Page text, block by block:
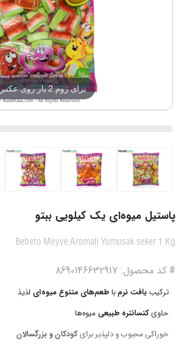
برای زوم 2 بار روی عکس ضربه بزنید
پاستیل میوه‌ای یک کیلویی ببتو
Bebeto Meyve Aromali Yumusak seker 1 Kg
# کد محصول: 8690146632917
ترکیببافت نرمبا طعم‌های متنوع میوه‌ای لذیذ
حاویکنسانتره طبیعی میوه‌ها
خوراکی محبوب و دلپذیر برایکودکان و بزرگسالان